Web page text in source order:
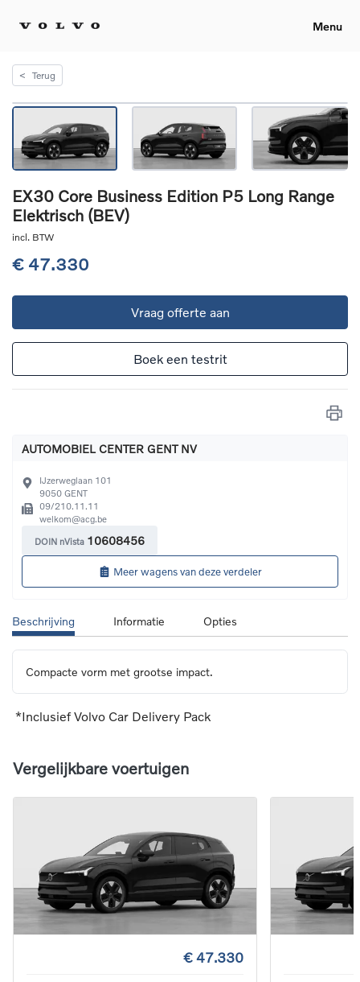
Menu
< Terug
EX30 Core Business Edition P5 Long Range
Elektrisch (BEV)
incl. BTW
€ 47.330
Vraag offerte aan
Boek een testrit
AUTOMOBIEL CENTER GENT NV
IJzerweglaan 101
9050 GENT
09/210.11.11
welkom@acg.be
DOIN nVista 10608456
Meer wagens van deze verdeler
Beschrijving Informatie Opties
Compacte vorm met grootse impact.
*Inclusief Volvo Car Delivery Pack
Vergelijkbare voertuigen
€ 47.330